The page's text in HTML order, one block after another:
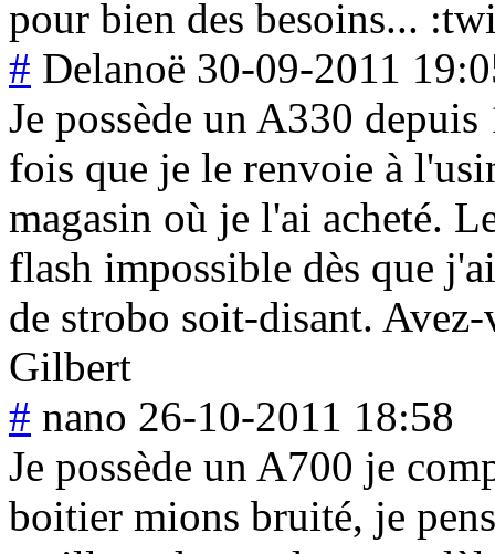
pour bien des besoins...
# Delanoë 30-09-2011
Je possède un A330
fois que je le renvoie à
magasin où je l'ai acheté.
flash impossible dès que
de strobo soit-disant.
Gilbert
# nano 26-10-2011 18:58
Je possède un A700 je
boitier mions bruité, je